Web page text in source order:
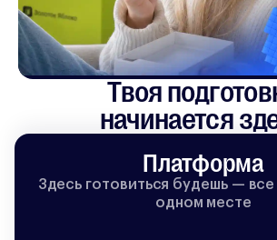
Твоя
начинается
Платформа
Здесь готовиться будешь —
одном месте